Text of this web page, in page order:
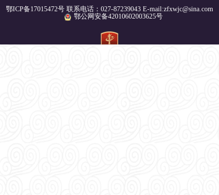
鄂ICP备17015472号 联系电话：027-87239043 E-mail:zfxwjc@sina.com
鄂公网安备42010602003625号